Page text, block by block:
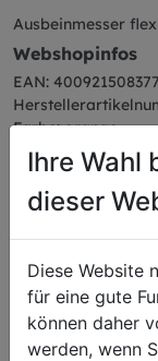
Ausbeinmesser
Webshopinfos
EAN:
Farbe: orange
Serie: MasterGrip
Das
Ihre Wahl
dieser
Diese Website
für eine gute
können daher
werden, wenn